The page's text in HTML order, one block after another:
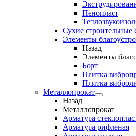
Пенопласт
Сухие строительные
Элементы
Назад
Элементы
Борт
Плитка
Плитка
Металлопрокат
Назад
Металлопрокат
Арматура
Арматура рифленая